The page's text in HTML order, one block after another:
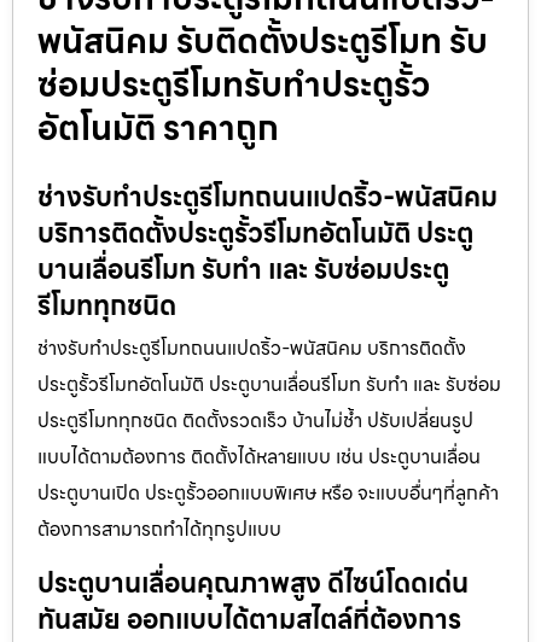
พนัสนิคม รับติดตั้งประตูรีโมท รับ
ซ่อมประตูรีโมทรับทำประตูรั้ว
อัตโนมัติ ราคาถูก
ช่างรับทำประตูรีโมทถนนแปดริ้ว-พนัสนิคม
บริการติดตั้งประตูรั้วรีโมทอัตโนมัติ ประตู
บานเลื่อนรีโมท รับทำ และ รับซ่อมประตู
รีโมททุกชนิด
ช่างรับทำประตูรีโมทถนนแปดริ้ว-พนัสนิคม บริการติดตั้ง
ประตูรั้วรีโมทอัตโนมัติ ประตูบานเลื่อนรีโมท รับทำ และ รับซ่อม
ประตูรีโมททุกชนิด ติดตั้งรวดเร็ว บ้านไม่ช้ำ ปรับเปลี่ยนรูป
แบบได้ตามต้องการ ติดตั้งได้หลายแบบ เช่น ประตูบานเลื่อน
ประตูบานเปิด ประตูรั้วออกแบบพิเศษ หรือ จะแบบอื่นๆที่ลูกค้า
ต้องการสามารถทำได้ทุกรูปแบบ
ประตูบานเลื่อนคุณภาพสูง ดีไซน์โดดเด่น
ทันสมัย ออกแบบได้ตามสไตล์ที่ต้องการ